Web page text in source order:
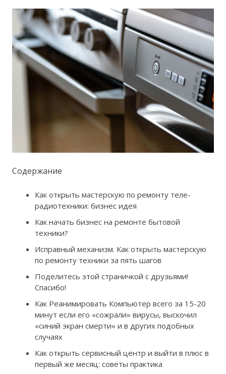
Содержание
Как открыть мастерскую по ремонту теле-
радиотехники: бизнес идея
Как начать бизнес на ремонте бытовой
техники?
Исправный механизм. Как открыть мастерскую
по ремонту техники за пять шагов
Поделитесь этой страничкой с друзьями!
Спасибо!
Как Реанимировать Компьютер всего за 15-20
минут если его «сожрали» вирусы, выскочил
«синий экран смерти» и в других подобных
случаях
Как открыть сервисный центр и выйти в плюс в
первый же месяц: советы практика